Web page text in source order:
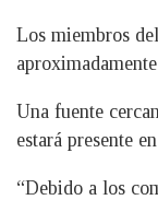
Los miembros
Una fuente
estará presente
“Debido a los